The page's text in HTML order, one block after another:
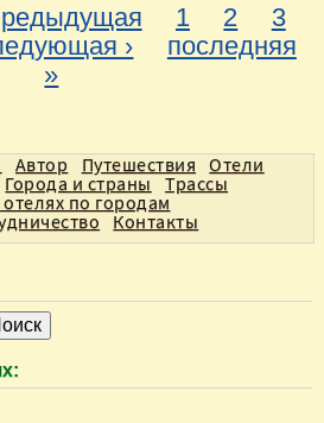
1 2
3
›
последняя
»
Автор Путешествия
Отели
Города и страны
Трассы
по городам
Контакты